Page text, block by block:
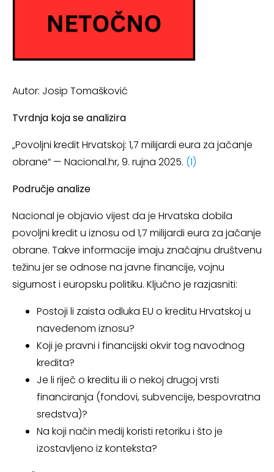
Autor: Josip Tomašković
Tvrdnja koja se analizira
„Povoljni kredit Hrvatskoj: 1,7 milijardi eura za jačanje
obrane“ — Nacional.hr, 9. rujna 2025. (1)
Područje analize
Nacional je objavio vijest da je Hrvatska dobila
povoljni kredit u iznosu od 1,7 milijardi eura za jačanje
obrane. Takve informacije imaju značajnu društvenu
težinu jer se odnose na javne financije, vojnu
sigurnost i europsku politiku. Ključno je razjasniti:
Postoji li zaista odluka EU o kreditu Hrvatskoj u
navedenom iznosu?
Koji je pravni i financijski okvir tog navodnog
kredita?
Je li riječ o kreditu ili o nekoj drugoj vrsti
financiranja (fondovi, subvencije, bespovratna
sredstva)?
Na koji način medij koristi retoriku i što je
izostavljeno iz konteksta?